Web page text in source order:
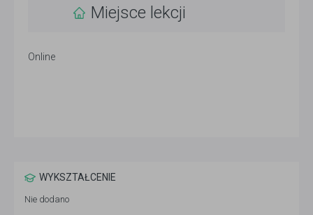
Miejsce lekcji
Online
WYKSZTAŁCENIE
Nie dodano